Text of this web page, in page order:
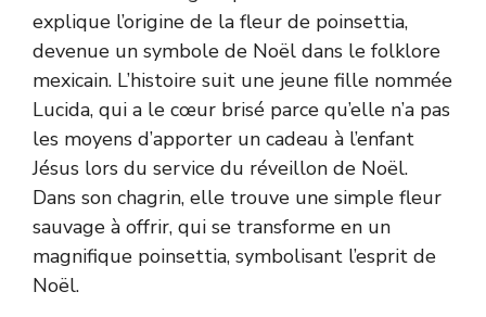
explique l’origine de la fleur de poinsettia,
devenue un symbole de Noël dans le folklore
mexicain. L’histoire suit une jeune fille nommée
Lucida, qui a le cœur brisé parce qu’elle n’a pas
les moyens d’apporter un cadeau à l’enfant
Jésus lors du service du réveillon de Noël.
Dans son chagrin, elle trouve une simple fleur
sauvage à offrir, qui se transforme en un
magnifique poinsettia, symbolisant l’esprit de
Noël.